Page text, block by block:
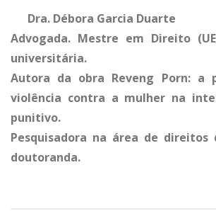
Dra. Débora Garcia Duarte
Advogada. Mestre em Direito
universitária.
Autora da obra Reveng Porn: a
violência contra a mulher na
punitivo.
Pesquisadora na área de direitos
doutoranda.